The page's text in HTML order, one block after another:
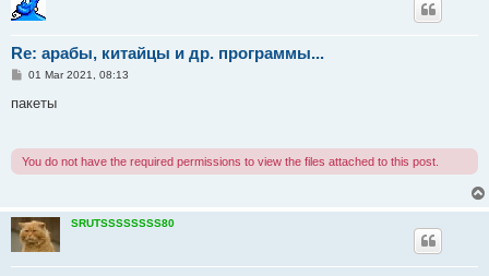
Re: арабы, китайцы и др. программы...
P
s
01 Mar 2021, 08:13
пакеты
You do not have the required permissions to view the files attached to this post.
SRUTSSSSSSSS80